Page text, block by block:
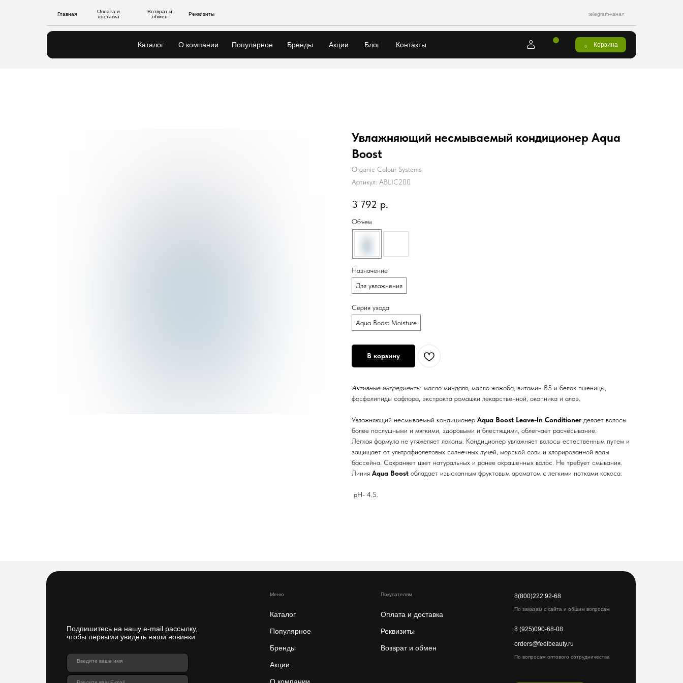
Блог
Реквизиты
Оплата и
доставка
Возврат и
обмен
Главная
Каталог О компании Контакты
Популярное Бренды
telegram-канал
Акции Корзина
0
Увлажняющий несмываемый кондиционер Aqua
Boost
Organic Colour Systems
Артикул: ABLIC200
3 792 р.
Объем
Назначение
Для увлажнения
Серия ухода
Aqua Boost Moisture
В корзину
Активные ингредиенты: масло миндаля, масло жожоба, витамин B5 и белок пшеницы,
фосфолипиды сафлора, экстракта ромашки лекарственной, окопника и алоэ.
Увлажняющий несмываемый кондиционер Aqua Boost Leave-In Conditioner делает волосы
более послушными и мягкими, здоровыми и блестящими, облегчает расчёсывание.
Легкая формула не утяжеляет локоны. Кондиционер увлажняет волосы естественным путем и
защищает от ультрафиолетовых солнечных лучей, морской соли и хлорированной воды
бассейна. Сохраняет цвет натуральных и ранее окрашенных волос. Не требует смывания.
Линия Aqua Boost обладает изысканным фруктовым ароматом с легкими нотками кокоса.
pH- 4.5.
Введите ваше имя
Подпишитесь на нашу e-mail рассылку,
чтобы первыми увидеть наши новинки
По вопросам оптового сотрудничества
Меню
Каталог
Возврат и обмен
Популярное
Бренды
Акции
О компании
Реквизиты
Оплата и доставка
Покупателям 8(800)222 92-68
8 (925)090-68-08
orders@feelbeauty.ru
По заказам с сайта и общим вопросам